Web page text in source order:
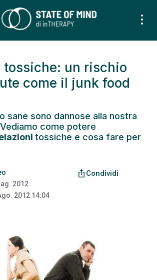
tossiche: un rischio
come il junk food
sane sono dannose alla nostra
come potere
tossiche e cosa fare per
2012
2012 14:04
ios_share Condividi